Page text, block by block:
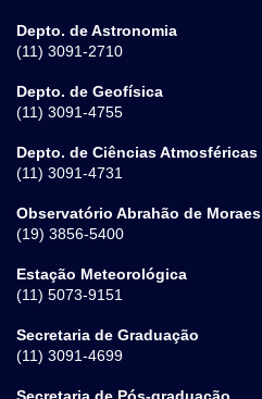
Depto. de Astronomia
(11) 3091-2710
Depto. de Geofísica
(11) 3091-4755
Depto. de Ciências Atmosféricas
(11) 3091-4731
Observatório Abrahão de Moraes
(19) 3856-5400
Estação Meteorológica
(11) 5073-9151
Secretaria de Graduação
(11) 3091-4699